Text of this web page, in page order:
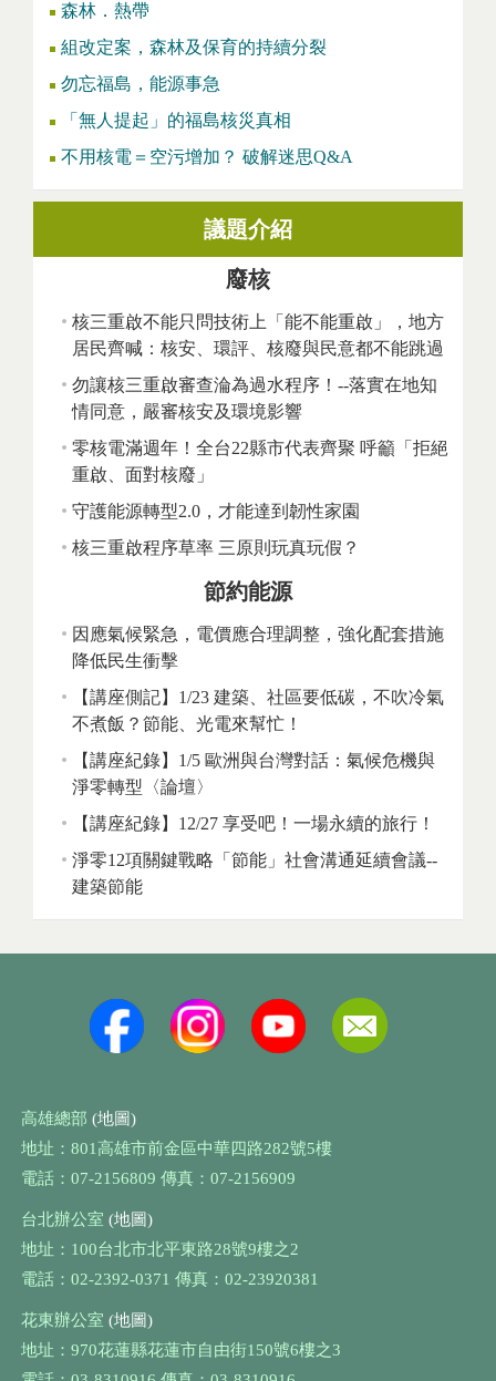
森林．熱帶
組改定案，森林及保育的持續分裂
勿忘福島，能源事急
「無人提起」的福島核災真相
不用核電＝空污增加？ 破解迷思Q&A
議題介紹
廢核
核三重啟不能只問技術上「能不能重啟」，地方
居民齊喊：核安、環評、核廢與民意都不能跳過
勿讓核三重啟審查淪為過水程序！--落實在地知
情同意，嚴審核安及環境影響
零核電滿週年！全台22縣市代表齊聚 呼籲「拒絕
重啟、面對核廢」
守護能源轉型2.0，才能達到韌性家園
核三重啟程序草率 三原則玩真玩假？
節約能源
因應氣候緊急，電價應合理調整，強化配套措施
降低民生衝擊
【講座側記】1/23 建築、社區要低碳，不吹冷氣
不煮飯？節能、光電來幫忙！
【講座紀錄】1/5 歐洲與台灣對話：氣候危機與
淨零轉型〈論壇〉
【講座紀錄】12/27 享受吧！一場永續的旅行！
淨零12項關鍵戰略「節能」社會溝通延續會議--
建築節能
高雄總部 (地圖)
地址：801高雄市前金區中華四路282號5樓
電話：07-2156809 傳真：07-2156909
台北辦公室 (地圖)
地址：100台北市北平東路28號9樓之2
電話：02-2392-0371 傳真：02-23920381
花東辦公室 (地圖)
地址：970花蓮縣花蓮市自由街150號6樓之3